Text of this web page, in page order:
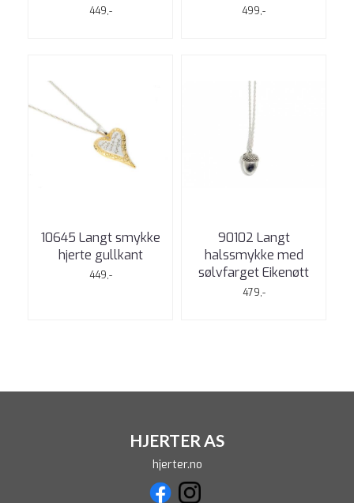
449,- 499,-
10645 Langt smykke
hjerte gullkant
449,-
90102 Langt
halssmykke med
sølvfarget Eikenøtt
479,-
HJERTER AS
hjerter.no